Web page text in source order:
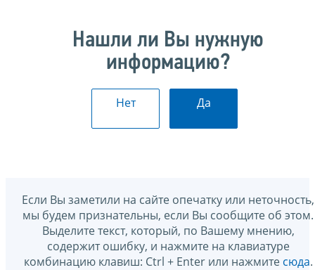
Нашли ли Вы нужную
информацию?
Нет Да
Если Вы заметили на сайте опечатку или неточность,
мы будем признательны, если Вы сообщите об этом.
Выделите текст, который, по Вашему мнению,
содержит ошибку, и нажмите на клавиатуре
комбинацию клавиш: Ctrl + Enter или нажмите сюда.